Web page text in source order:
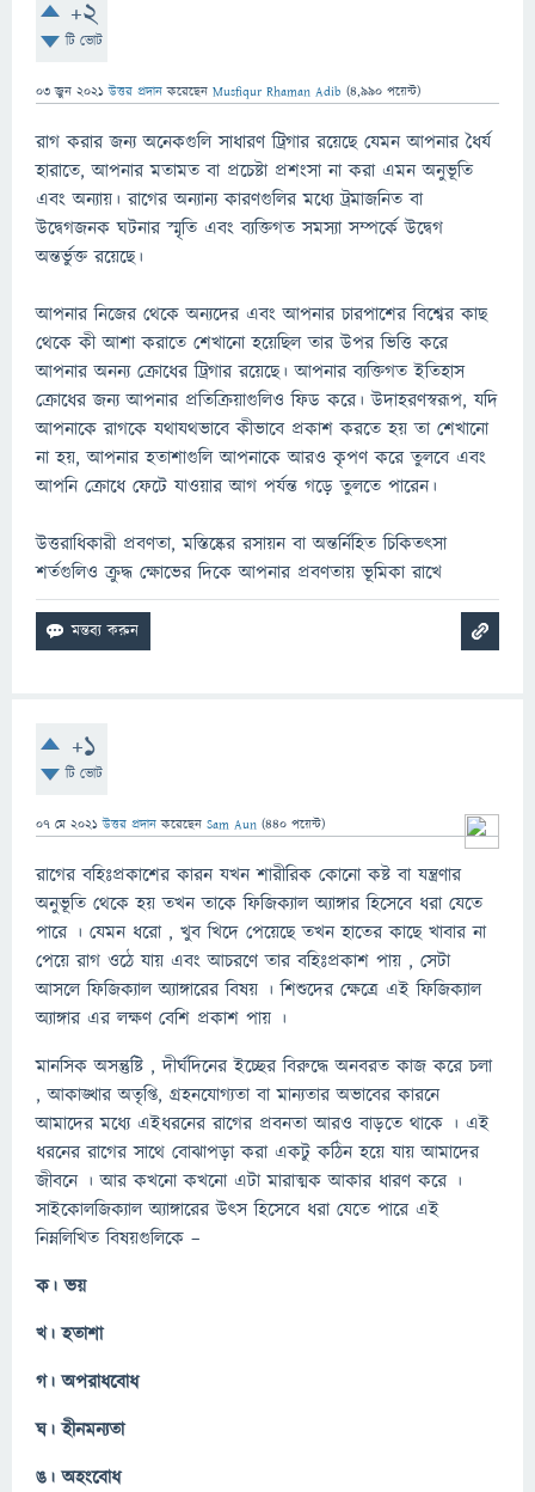
+2
টি ভোট
03 জুন 2021 উত্তর প্রদান করেছেন Musfiqur Rhaman Adib (4,990 পয়েন্ট)
রাগ করার জন্য অনেকগুলি সাধারণ ট্রিগার রয়েছে যেমন আপনার ধৈর্য
হারাতে, আপনার মতামত বা প্রচেষ্টা প্রশংসা না করা এমন অনুভূতি
এবং অন্যায়। রাগের অন্যান্য কারণগুলির মধ্যে ট্রমাজনিত বা
উদ্বেগজনক ঘটনার স্মৃতি এবং ব্যক্তিগত সমস্যা সম্পর্কে উদ্বেগ
অন্তর্ভুক্ত রয়েছে।
আপনার নিজের থেকে অন্যদের এবং আপনার চারপাশের বিশ্বের কাছ
থেকে কী আশা করাতে শেখানো হয়েছিল তার উপর ভিত্তি করে
আপনার অনন্য ক্রোধের ট্রিগার রয়েছে। আপনার ব্যক্তিগত ইতিহাস
ক্রোধের জন্য আপনার প্রতিক্রিয়াগুলিও ফিড করে। উদাহরণস্বরূপ, যদি
আপনাকে রাগকে যথাযথভাবে কীভাবে প্রকাশ করতে হয় তা শেখানো
না হয়, আপনার হতাশাগুলি আপনাকে আরও কৃপণ করে তুলবে এবং
আপনি ক্রোধে ফেটে যাওয়ার আগ পর্যন্ত গড়ে তুলতে পারেন।
উত্তরাধিকারী প্রবণতা, মস্তিষ্কের রসায়ন বা অন্তর্নিহিত চিকিতৎসা
শর্তগুলিও ক্রুদ্ধ ক্ষোভের দিকে আপনার প্রবণতায় ভূমিকা রাখে
+1
টি ভোট
07 মে 2021 উত্তর প্রদান করেছেন Sam Aun (440 পয়েন্ট)
রাগের বহিঃপ্রকাশের কারন যখন শারীরিক কোনো কষ্ট বা যন্ত্রণার
অনুভূতি থেকে হয় তখন তাকে ফিজিক্যাল অ্যাঙ্গার হিসেবে ধরা যেতে
পারে । যেমন ধরো , খুব খিদে পেয়েছে তখন হাতের কাছে খাবার না
পেয়ে রাগ ওঠে যায় এবং আচরণে তার বহিঃপ্রকাশ পায় , সেটা
আসলে ফিজিক্যাল অ্যাঙ্গারের বিষয় । শিশুদের ক্ষেত্রে এই ফিজিক্যাল
অ্যাঙ্গার এর লক্ষণ বেশি প্রকাশ পায় ।
মানসিক অসন্তুষ্টি , দীর্ঘদিনের ইচ্ছের বিরুদ্ধে অনবরত কাজ করে চলা
, আকাঙ্খার অতৃপ্তি, গ্রহনযোগ্যতা বা মান্যতার অভাবের কারনে
আমাদের মধ্যে এইধরনের রাগের প্রবনতা আরও বাড়তে থাকে । এই
ধরনের রাগের সাথে বোঝাপড়া করা একটু কঠিন হয়ে যায় আমাদের
জীবনে । আর কখনো কখনো এটা মারাত্মক আকার ধারণ করে ।
সাইকোলজিক্যাল অ্যাঙ্গারের উৎস হিসেবে ধরা যেতে পারে এই
নিম্নলিখিত বিষয়গুলিকে –
ক। ভয়
খ। হতাশা
গ। অপরাধবোধ
ঘ। হীনমন্যতা
ঙ। অহংবোধ